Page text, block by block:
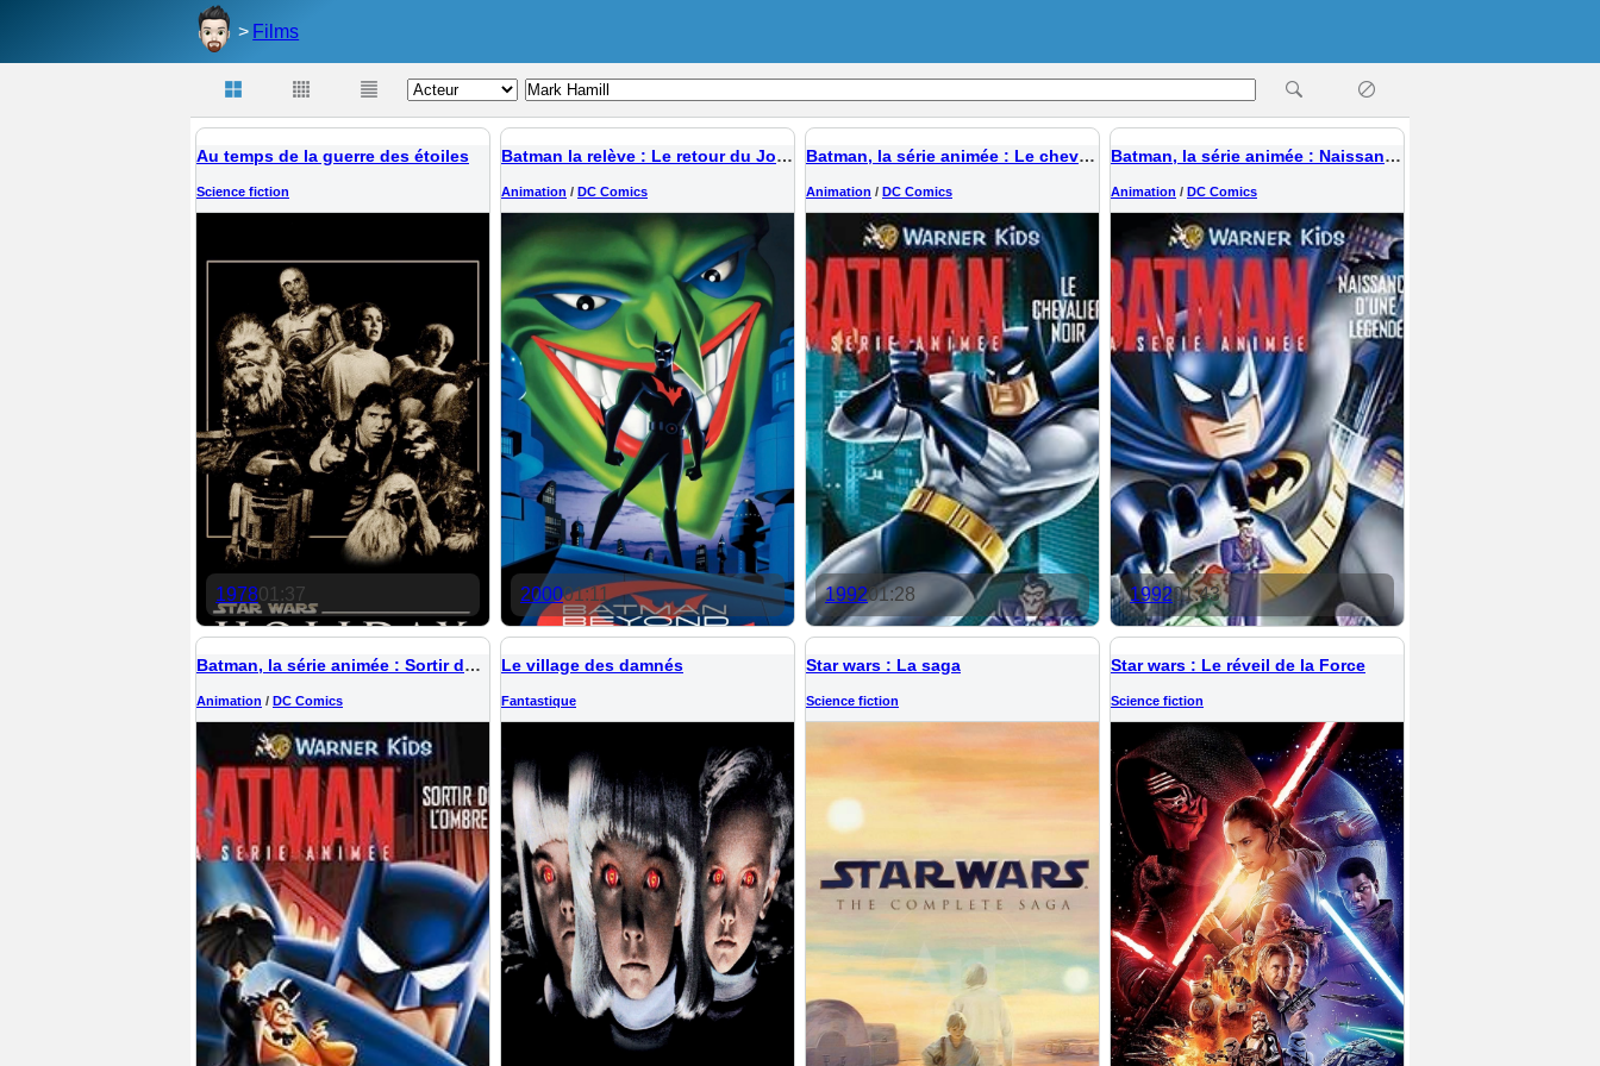
Films
Au temps de la guerre des étoiles
Science fiction
197801:37
Batman la relève : Le retour du Joker
Animation / DC Comics
200001:11
Batman, la série animée : Le chevalier noir
Animation / DC Comics
199201:28
Batman, la série animée : Naissance d'une légende
Animation / DC Comics
199201:43
Batman, la série animée : Sortir de l'ombre
Animation / DC Comics
Le village des damnés
Fantastique
Star wars : La saga
Science fiction
Star wars : Le réveil de la Force
Science fiction